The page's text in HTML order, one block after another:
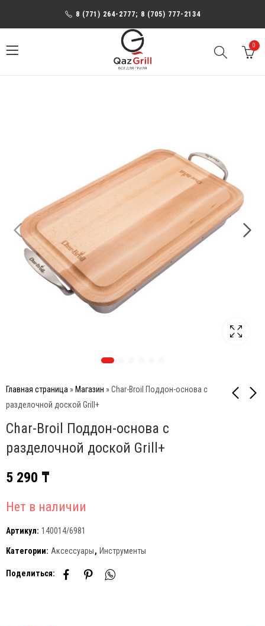
8 (771) 264-2777; 8 (705) 777-2134
0
Главная страница » Магазин »Char-Broil Поддон-основа с
разделочной доской Grill+
Char-Broil Поддон-основа с
разделочной доской Grill+
Big Green Egg Лопатка
5 290 ₸
Нет в наличии
Артикул: 140014/6981
Категории: Аксессуары, Инструменты
Поделиться: